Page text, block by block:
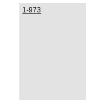
1-973